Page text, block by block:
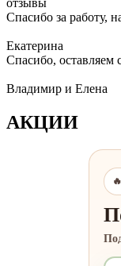
отзывы
Спасибо за работу,
Екатерина
Спасибо, оставляем
Владимир и Елена
АКЦИИ